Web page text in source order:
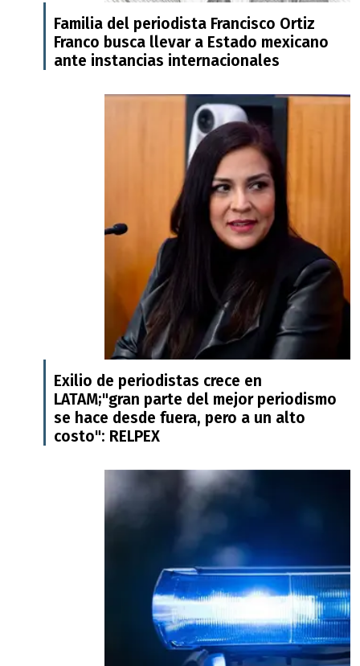
Familia del periodista Francisco Ortiz
Franco busca llevar a Estado mexicano
ante instancias internacionales
Exilio de periodistas crece en
LATAM;"gran parte del mejor periodismo
se hace desde fuera, pero a un alto
costo": RELPEX